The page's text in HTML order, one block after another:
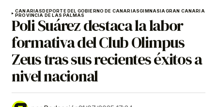
CANARIASDEPORTE DEL GOBIERNO DE CANARIASGIMNASIAGRAN CANARIA
PROVINCIA DE LAS PALMAS
Poli Suárez destaca la labor
formativa del Club Olimpus
Zeus tras sus recientes éxitos a
nivel nacional